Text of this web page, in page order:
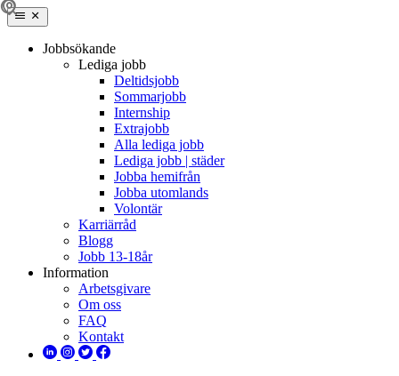
Jobbsökande
Lediga jobb
Deltidsjobb
Sommarjobb
Internship
Extrajobb
Alla lediga jobb
Lediga jobb | städer
Jobba hemifrån
Jobba utomlands
Volontär
Karriärråd
Blogg
Jobb 13-18år
Information
Arbetsgivare
Om oss
FAQ
Kontakt